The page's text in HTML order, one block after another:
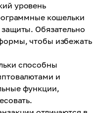
уровень
кошельки
Обязательно
чтобы избежать
способны
и
функции,